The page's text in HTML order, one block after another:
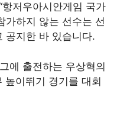
저우아시안게임 국가
가하지 않는 선수는 선
공지한 바 있습니다.
에 출전하는 우상혁의
높이뛰기 경기를 대회